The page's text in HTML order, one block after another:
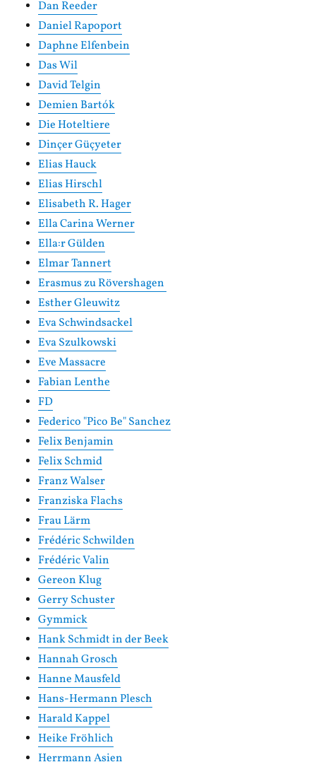
Dan Reeder
Daniel Rapoport
Daphne Elfenbein
Das Wil
David Telgin
Demien Bartók
Die Hoteltiere
Dinçer Güçyeter
Elias Hauck
Elias Hirschl
Elisabeth R. Hager
Ella Carina Werner
Ella:r Gülden
Elmar Tannert
Erasmus zu Rövershagen
Esther Gleuwitz
Eva Schwindsackel
Eva Szulkowski
Eve Massacre
Fabian Lenthe
FD
Federico "Pico Be" Sanchez
Felix Benjamin
Felix Schmid
Franz Walser
Franziska Flachs
Frau Lärm
Frédéric Schwilden
Frédéric Valin
Gereon Klug
Gerry Schuster
Gymmick
Hank Schmidt in der Beek
Hannah Grosch
Hanne Mausfeld
Hans-Hermann Plesch
Harald Kappel
Heike Fröhlich
Herrmann Asien